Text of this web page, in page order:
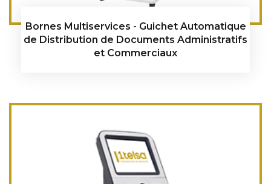
Bornes Multiservices - Guichet Automatique
de Distribution de Documents Administratifs
et Commerciaux